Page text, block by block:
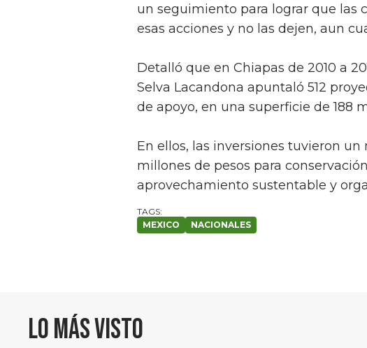
un seguimiento para lograr que las
esas acciones y no las dejen, aun
Detalló que en Chiapas de 2010 a
Selva Lacandona apuntaló 512
de apoyo, en una superficie de 188
En ellos, las inversiones tuvieron un
millones de pesos para
aprovechamiento sustentable y
MEXICO NACIONALES
Lo más visto